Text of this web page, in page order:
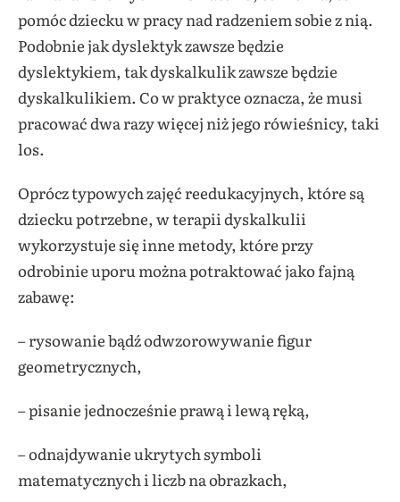
pomóc dziecku w pracy nad radzeniem sobie z nią.
Podobnie jak dyslektyk zawsze będzie
dyslektykiem, tak dyskalkulik zawsze będzie
dyskalkulikiem. Co w praktyce oznacza, że musi
pracować dwa razy więcej niż jego rówieśnicy, taki
los.
Oprócz typowych zajęć reedukacyjnych, które są
dziecku potrzebne, w terapii dyskalkulii
wykorzystuje się inne metody, które przy
odrobinie uporu można potraktować jako fajną
zabawę:
– rysowanie bądź odwzorowywanie figur
geometrycznych,
– pisanie jednocześnie prawą i lewą ręką,
– odnajdywanie ukrytych symboli
matematycznych i liczb na obrazkach,